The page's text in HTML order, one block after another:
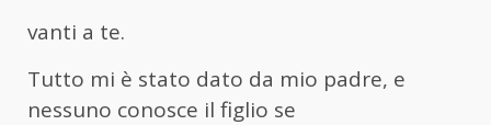
vanti a te.
Tutto mi è stato dato da mio padre, e
nessuno conosce il figlio se